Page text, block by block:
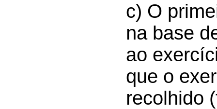
c) O
na base
ao
que o
recolhido